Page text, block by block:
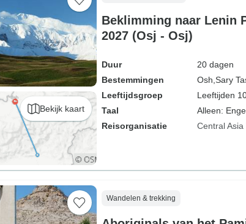
Bekijk kaart
Beklimming naar Lenin
2027 (Osj - Osj)
Duur
20 dagen
Bestemmingen
Osh, Sary
Leeftijdsgroep
Leeftijden
Taal
Alleen:
Reisorganisatie
Central Asia
Wandelen & trekking